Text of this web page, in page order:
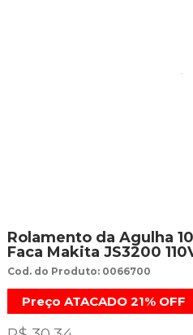
Rolamento da Agulha
Faca Makita JS3200
Cod. do Produto: 0066700
Preço ATACADO 21% OFF